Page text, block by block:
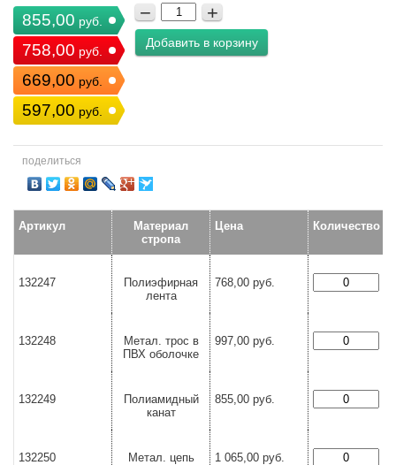
855,00 руб.
758,00 руб.
669,00 руб.
597,00 руб.
− +
Добавить в корзину
поделиться
Артикул
Материал
стропа
Цена Количество
132247
Полиэфирная
лента
768,00 руб.
132248
Метал. трос в
ПВХ оболочке
997,00 руб.
132249
Полиамидный
канат
855,00 руб.
132250 Метал. цепь 1 065,00 руб.